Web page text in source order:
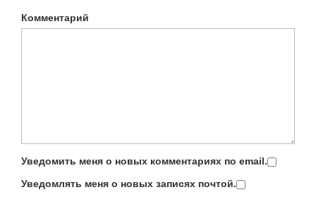
Комментарий
Уведомить меня о новых комментариях по email.
Уведомлять меня о новых записях почтой.